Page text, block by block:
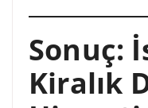
Sonuç:
Kiralık